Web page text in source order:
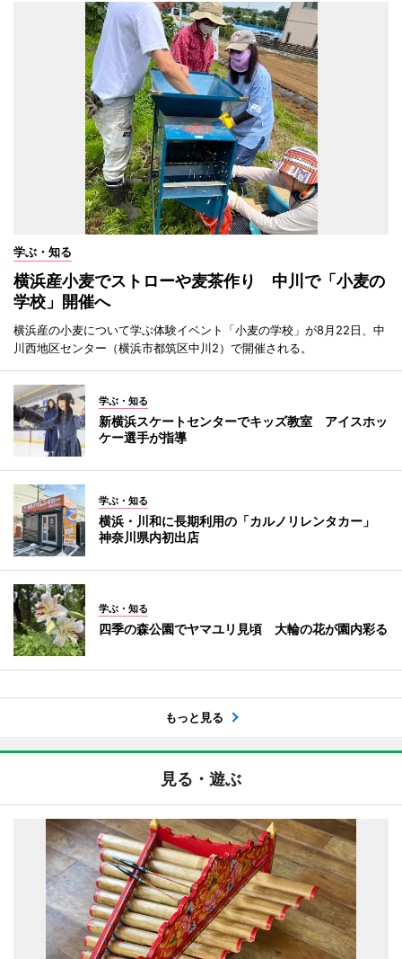
学ぶ・知る
横浜産小麦でストローや麦茶作り 中川で「小麦の
学校」開催へ
横浜産の小麦について学ぶ体験イベント「小麦の学校」が8月22日、中
川西地区センター（横浜市都筑区中川2）で開催される。
学ぶ・知る
新横浜スケートセンターでキッズ教室 アイスホッ
ケー選手が指導
学ぶ・知る
横浜・川和に長期利用の「カルノリレンタカー」
神奈川県内初出店
学ぶ・知る
四季の森公園でヤマユリ見頃 大輪の花が園内彩る
もっと見る
見る・遊ぶ